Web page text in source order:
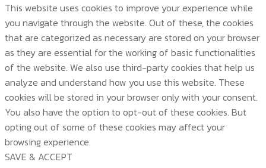
This website uses cookies to improve your experience while
you navigate through the website. Out of these, the cookies
that are categorized as necessary are stored on your browser
as they are essential for the working of basic functionalities
of the website. We also use third-party cookies that help us
analyze and understand how you use this website. These
cookies will be stored in your browser only with your consent.
You also have the option to opt-out of these cookies. But
opting out of some of these cookies may affect your
browsing experience.
SAVE & ACCEPT